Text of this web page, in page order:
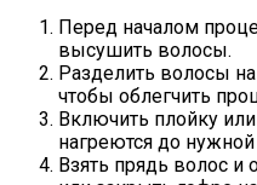
Перед началом
высушить волосы.
Разделить волосы
чтобы облегчить
Включить плойку
нагреются до
Взять прядь волос и